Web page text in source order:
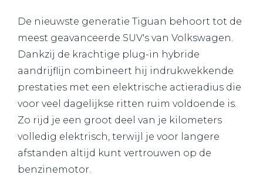
De nieuwste generatie Tiguan behoort tot de
meest geavanceerde SUV's van Volkswagen.
Dankzij de krachtige plug-in hybride
aandrijflijn combineert hij indrukwekkende
prestaties met een elektrische actieradius die
voor veel dagelijkse ritten ruim voldoende is.
Zo rijd je een groot deel van je kilometers
volledig elektrisch, terwijl je voor langere
afstanden altijd kunt vertrouwen op de
benzinemotor.